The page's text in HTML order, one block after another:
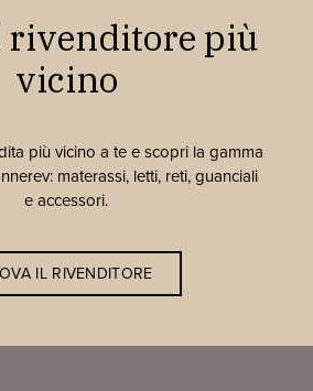
rivenditore più
vicino
più vicino a te e scopri la gamma
materassi, letti, reti, guanciali
e accessori.
IL RIVENDITORE